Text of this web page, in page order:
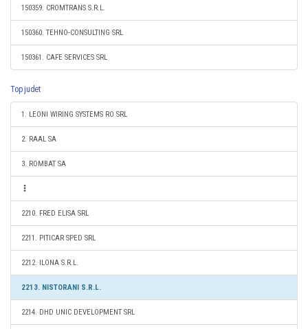
150359. CROMTRANS S.R.L.
150360. TEHNO-CONSULTING SRL
150361. CAFE SERVICES SRL
Top judet
1. LEONI WIRING SYSTEMS RO SRL
2. RAAL SA
3. ROMBAT SA
2210. FRED ELISA SRL
2211. PITICAR SPED SRL
2212. ILONA S.R.L.
2213. NISTORANI S.R.L.
2214. DHD UNIC DEVELOPMENT SRL